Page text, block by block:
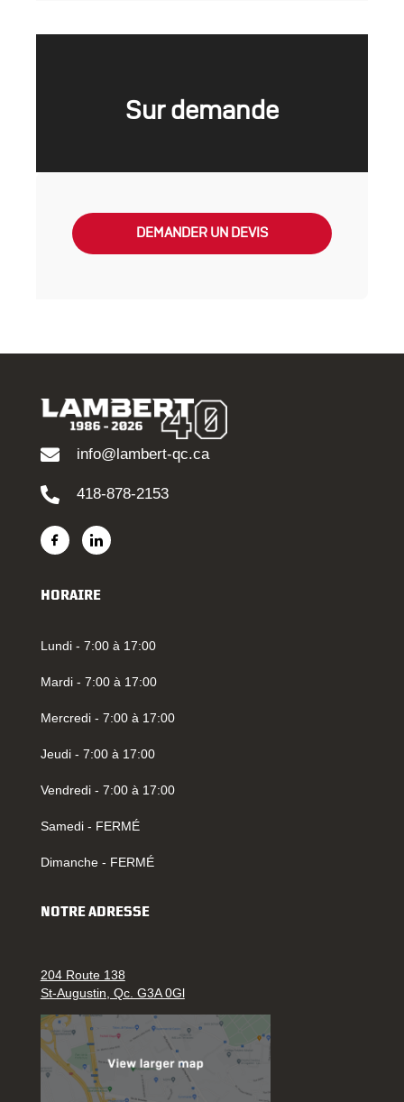
Sur demande
DEMANDER UN DEVIS
info@lambert-qc.ca
418-878-2153
HORAIRE
Lundi - 7:00 à 17:00
Mardi - 7:00 à 17:00
Mercredi - 7:00 à 17:00
Jeudi - 7:00 à 17:00
Vendredi - 7:00 à 17:00
Samedi - FERMÉ
Dimanche - FERMÉ
NOTRE ADRESSE
204 Route 138
St-Augustin, Qc. G3A 0Gl